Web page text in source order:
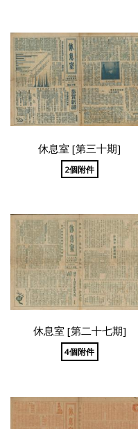
休息室 [第三十期]
2個附件
休息室 [第二十七期]
4個附件